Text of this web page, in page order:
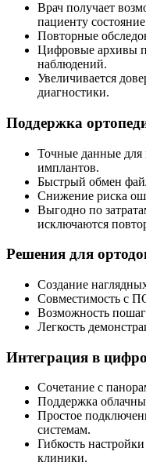
Врач получает
пациенту
Повторные
Цифровые архивы
наблюдений.
Увеличивается
диагностики.
Поддержка
Точные данные для
имплантов.
Быстрый обмен
Снижение риска
Выгодно по
исключаются
Решения для
Создание
Совместимость с
Возможность
Легкость
Интеграция в
Сочетание с
Поддержка
Простое
системам.
Гибкость
клиники.